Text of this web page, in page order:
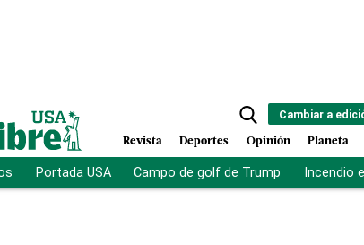
Cambiar a
Revista Deportes Opinión Planeta
Portada USA Campo de golf de Trump Incendio